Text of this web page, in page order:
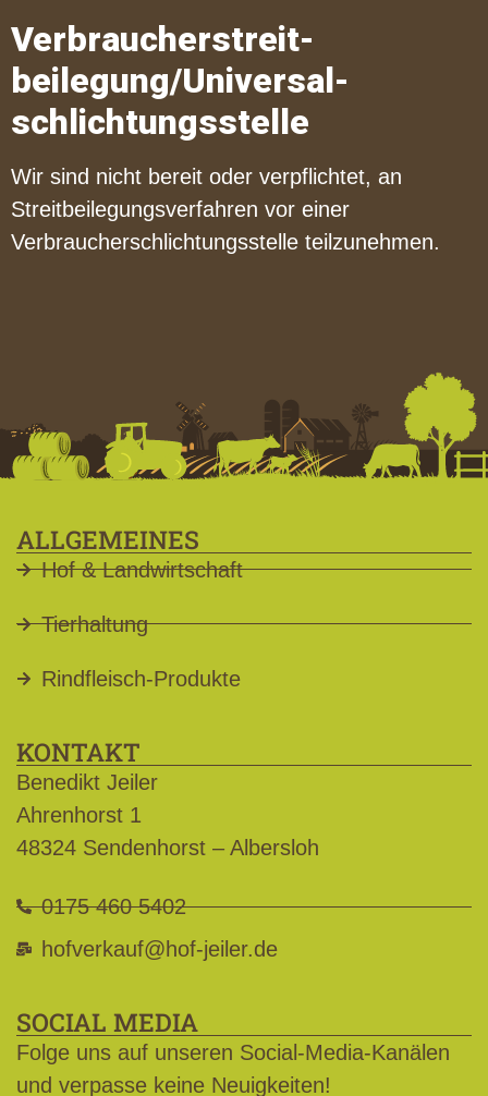
Verbraucher­streit­
beilegung/Universal­
schlichtungs­stelle
Wir sind nicht bereit oder verpflichtet, an
Streitbeilegungsverfahren vor einer
Verbraucherschlichtungsstelle teilzunehmen.
ALLGEMEINES
Hof & Landwirtschaft
Tierhaltung
Rindfleisch-Produkte
KONTAKT
Benedikt Jeiler
Ahrenhorst 1
48324 Sendenhorst – Albersloh
0175 460 5402
hofverkauf@hof-jeiler.de
SOCIAL MEDIA
Folge uns auf unseren Social-Media-Kanälen
und verpasse keine Neuigkeiten!